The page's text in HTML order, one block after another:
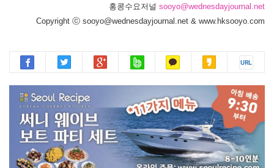
홍콩수요저널 sooyo@wednesdayjournal.net
Copyright ⓒ sooyo@wednesdayjournal.net & www.hksooyo.com